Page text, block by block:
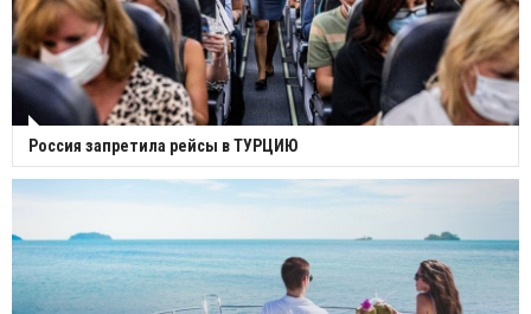
Россия запретила рейсы в ТУРЦИЮ